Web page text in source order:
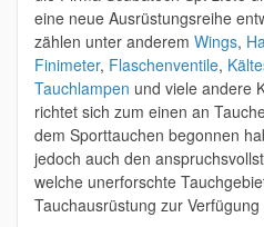
eine neue Ausrüstungsreihe
zählen unter anderem Wings,
Finimeter, Flaschenventile,
Tauchlampen und viele andere
richtet sich zum einen an
dem Sporttauchen begonnen
jedoch auch den
welche unerforschte
Tauchausrüstung zur